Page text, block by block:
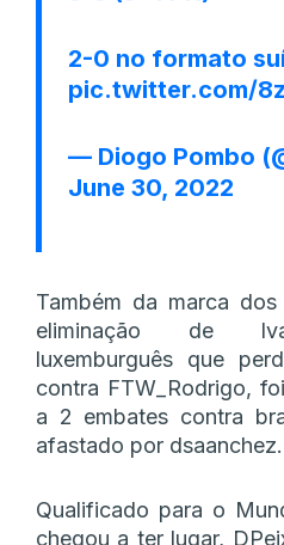
2-0 no formato
pic.twitter.com/
— Diogo Pombo
June 30, 2022
Também da marca
eliminação de
luxemburguês que
contra FTW_Rodrigo,
a 2 embates contra
afastado por dsaanchez.
Qualificado para o
chegou a ter lugar,